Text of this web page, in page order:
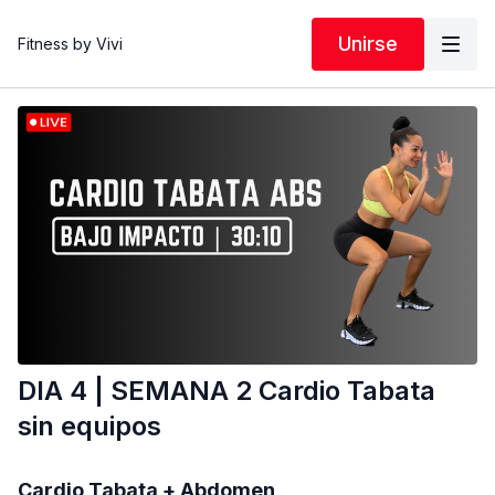
Fitness by Vivi Unirse
DIA 4 | SEMANA 2 Cardio Tabata
sin equipos
Cardio Tabata + Abdomen